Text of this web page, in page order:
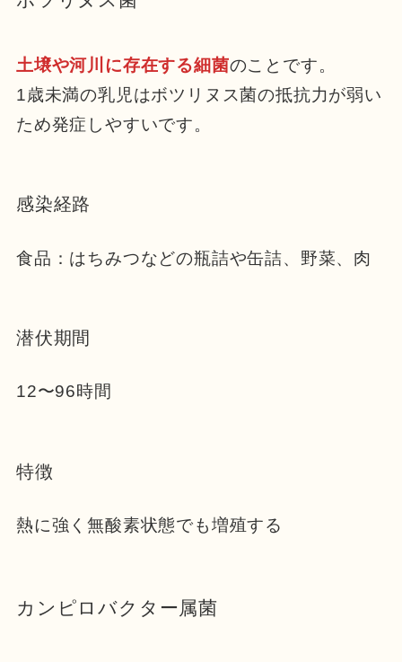
土壌や河川に存在する細菌のことです。
1歳未満の乳児はボツリヌス菌の抵抗力が弱い
ため発症しやすいです。
感染経路
食品：はちみつなどの瓶詰や缶詰、野菜、肉
潜伏期間
12〜96時間
特徴
熱に強く無酸素状態でも増殖する
カンピロバクター属菌